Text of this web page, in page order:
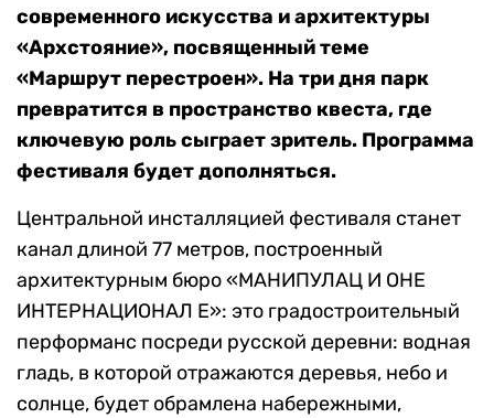
современного искусства и архитектуры
«Архстояние», посвященный теме
«Маршрут перестроен». На три дня парк
превратится в пространство квеста, где
ключевую роль сыграет зритель. Программа
фестиваля будет дополняться.
Центральной инсталляцией фестиваля станет
канал длиной 77 метров, построенный
архитектурным бюро «МАНИПУЛАЦ И ОНЕ
ИНТЕРНАЦИОНАЛ Е»: это градостроительный
перформанс посреди русской деревни: водная
гладь, в которой отражаются деревья, небо и
солнце, будет обрамлена набережными,